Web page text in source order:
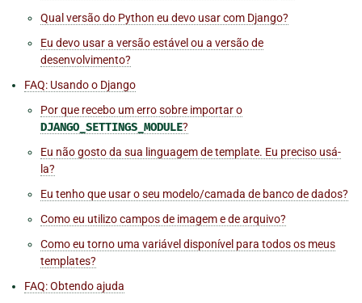
Qual versão do Python eu devo usar com Django?
Eu devo usar a versão estável ou a versão de
desenvolvimento?
FAQ: Usando o Django
Por que recebo um erro sobre importar o
DJANGO_SETTINGS_MODULE?
Eu não gosto da sua linguagem de template. Eu preciso usá-
la?
Eu tenho que usar o seu modelo/camada de banco de dados?
Como eu utilizo campos de imagem e de arquivo?
Como eu torno uma variável disponível para todos os meus
templates?
FAQ: Obtendo ajuda